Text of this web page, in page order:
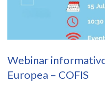
Webinar
Europea – COFIS